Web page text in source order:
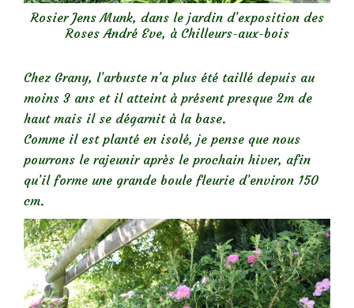
Rosier Jens Munk, dans le jardin d’exposition des
Roses André Eve, à Chilleurs-aux-bois
Chez Grany, l’arbuste n’a plus été taillé depuis au
moins 3 ans et il atteint à présent presque 2m de
haut mais il se dégarnit à la base.
Comme il est planté en isolé, je pense que nous
pourrons le rajeunir après le prochain hiver, afin
qu’il forme une grande boule fleurie d’environ 150
cm.